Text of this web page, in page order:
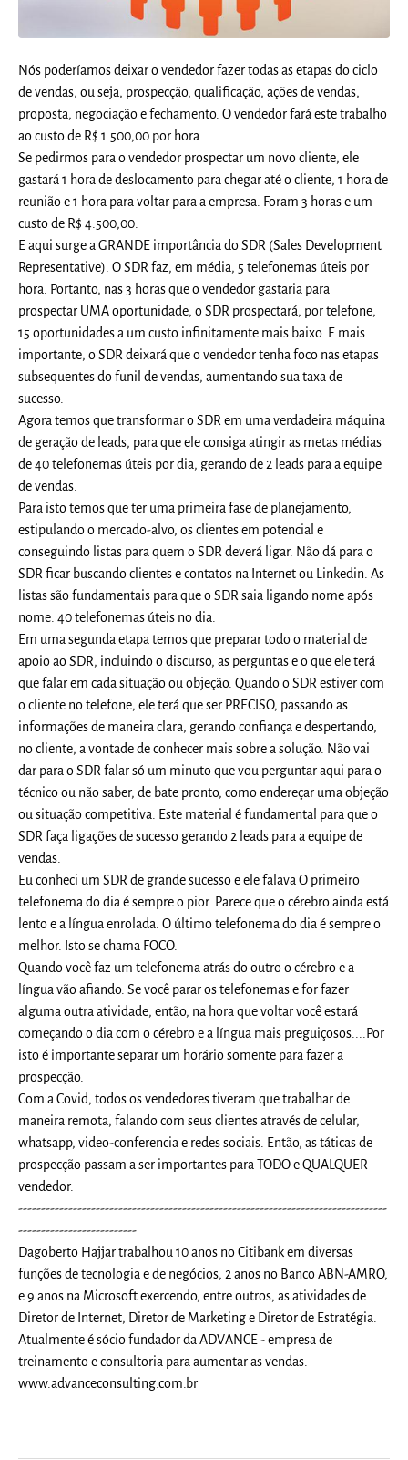
Nós poderíamos deixar o vendedor fazer todas as etapas do ciclo
de vendas, ou seja, prospecção, qualificação, ações de vendas,
proposta, negociação e fechamento. O vendedor fará este trabalho
ao custo de R$ 1.500,00 por hora.
Se pedirmos para o vendedor prospectar um novo cliente, ele
gastará 1 hora de deslocamento para chegar até o cliente, 1 hora de
reunião e 1 hora para voltar para a empresa. Foram 3 horas e um
custo de R$ 4.500,00.
E aqui surge a GRANDE importância do SDR (Sales Development
Representative). O SDR faz, em média, 5 telefonemas úteis por
hora. Portanto, nas 3 horas que o vendedor gastaria para
prospectar UMA oportunidade, o SDR prospectará, por telefone,
15 oportunidades a um custo infinitamente mais baixo. E mais
importante, o SDR deixará que o vendedor tenha foco nas etapas
subsequentes do funil de vendas, aumentando sua taxa de
sucesso.
Agora temos que transformar o SDR em uma verdadeira máquina
de geração de leads, para que ele consiga atingir as metas médias
de 40 telefonemas úteis por dia, gerando de 2 leads para a equipe
de vendas.
Para isto temos que ter uma primeira fase de planejamento,
estipulando o mercado-alvo, os clientes em potencial e
conseguindo listas para quem o SDR deverá ligar. Não dá para o
SDR ficar buscando clientes e contatos na Internet ou Linkedin. As
listas são fundamentais para que o SDR saia ligando nome após
nome. 40 telefonemas úteis no dia.
Em uma segunda etapa temos que preparar todo o material de
apoio ao SDR, incluindo o discurso, as perguntas e o que ele terá
que falar em cada situação ou objeção. Quando o SDR estiver com
o cliente no telefone, ele terá que ser PRECISO, passando as
informações de maneira clara, gerando confiança e despertando,
no cliente, a vontade de conhecer mais sobre a solução. Não vai
dar para o SDR falar só um minuto que vou perguntar aqui para o
técnico ou não saber, de bate pronto, como endereçar uma objeção
ou situação competitiva. Este material é fundamental para que o
SDR faça ligações de sucesso gerando 2 leads para a equipe de
vendas.
Eu conheci um SDR de grande sucesso e ele falava O primeiro
telefonema do dia é sempre o pior. Parece que o cérebro ainda está
lento e a língua enrolada. O último telefonema do dia é sempre o
melhor. Isto se chama FOCO.
Quando você faz um telefonema atrás do outro o cérebro e a
língua vão afiando. Se você parar os telefonemas e for fazer
alguma outra atividade, então, na hora que voltar você estará
começando o dia com o cérebro e a língua mais preguiçosos....Por
isto é importante separar um horário somente para fazer a
prospecção.
Com a Covid, todos os vendedores tiveram que trabalhar de
maneira remota, falando com seus clientes através de celular,
whatsapp, video-conferencia e redes sociais. Então, as táticas de
prospecção passam a ser importantes para TODO e QUALQUER
vendedor.
---------------------------------------------------------------------------------
--------------------------
Dagoberto Hajjar trabalhou 10 anos no Citibank em diversas
funções de tecnologia e de negócios, 2 anos no Banco ABN-AMRO,
e 9 anos na Microsoft exercendo, entre outros, as atividades de
Diretor de Internet, Diretor de Marketing e Diretor de Estratégia.
Atualmente é sócio fundador da ADVANCE - empresa de
treinamento e consultoria para aumentar as vendas.
www.advanceconsulting.com.br